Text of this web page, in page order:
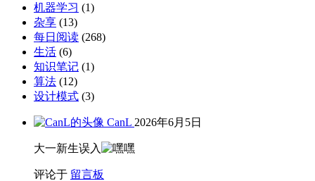
机器学习 (1)
杂享 (13)
每日阅读 (268)
生活 (6)
知识笔记 (1)
算法 (12)
设计模式 (3)
CanL 2026年6月5日
大一新生误入
评论于 留言板